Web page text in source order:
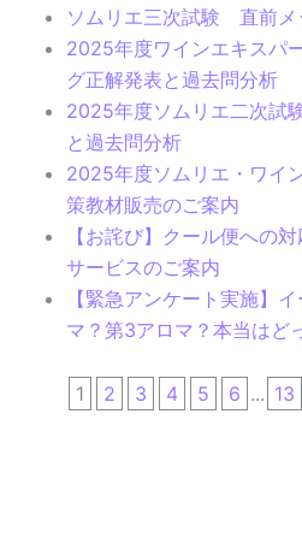
ソムリエ三次試験 直前メ
2025年度ワインエキスパ
グ正解発表と過去問分析
2025年度ソムリエ二次試
と過去問分析
2025年度ソムリエ・ワイ
策教材販売のご案内
【お詫び】クール便への
サービスのご案内
【緊急アンケート実施】
マ？第3アロマ？本当はど
1 2 3 4 5 6 ... 13